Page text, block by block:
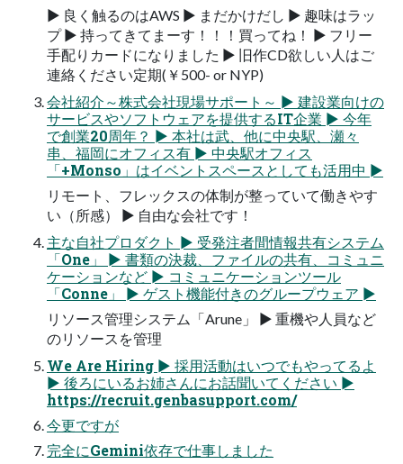
► 良く触るのはAWS ► まだかけだし ► 趣味はラッ
プ ► 持ってきてまーす！！！買ってね！ ► フリー
手配りカードになりました ► 旧作CD欲しい人はご
連絡ください定期(￥500- or NYP)
会社紹介～株式会社現場サポート～ ► 建設業向けの
サービスやソフトウェアを提供するIT企業 ► 今年
で創業20周年？ ► 本社は武、他に中央駅、瀬々
串、福岡にオフィス有 ► 中央駅オフィス
「+Monso」はイベントスペースとしても活用中 ►
リモート、フレックスの体制が整っていて働きやす
い（所感） ► 自由な会社です！
主な自社プロダクト ► 受発注者間情報共有システム
「One」 ► 書類の決裁、ファイルの共有、コミュニ
ケーションなど ► コミュニケーションツール
「Conne」 ► ゲスト機能付きのグループウェア ►
リソース管理システム「Arune」 ► 重機や人員など
のリソースを管理
We Are Hiring ► 採用活動はいつでもやってるよ
► 後ろにいるお姉さんにお話聞いてください ►
https://recruit.genbasupport.com/
今更ですが
完全にGemini依存で仕事しました